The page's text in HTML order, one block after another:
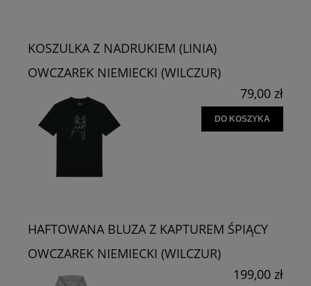
KOSZULKA Z NADRUKIEM (LINIA)
OWCZAREK NIEMIECKI (WILCZUR)
79,00 zł
DO KOSZYKA
HAFTOWANA BLUZA Z KAPTUREM ŚPIĄCY
OWCZAREK NIEMIECKI (WILCZUR)
199,00 zł